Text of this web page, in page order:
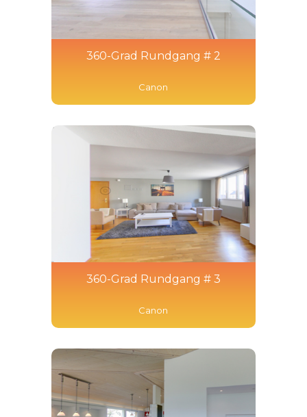
360-Grad Rundgang # 2
Canon
360-Grad Rundgang # 3
Canon